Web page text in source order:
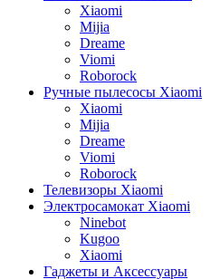
Xiaomi
Mijia
Dreame
Viomi
Roborock
Ручные пылесосы Xiaomi
Xiaomi
Mijia
Dreame
Viomi
Roborock
Телевизоры Xiaomi
Электросамокат Xiaomi
Ninebot
Kugoo
Xiaomi
Гаджеты и Аксессуары